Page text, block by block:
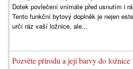
Dotek povlečení vnímáte před usnutím i
Tento funkční bytový doplněk je nejen
určí ráz vaší ložnice, ale...
Pozvěte přírodu a její barvy do ložnice